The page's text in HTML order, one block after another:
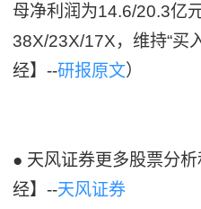
母净利润为14.6/20.3亿
38X/23X/17X，维持“买
经】--研报原文）
● 天风证券更多股票分
经】--天风证券